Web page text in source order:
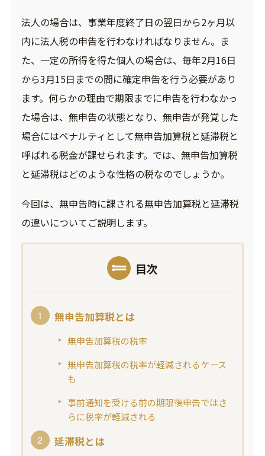
法人の場合は、事業年度終了日の翌日から2ヶ月以
内に法人税の申告を行わなければなりません。ま
た、一定の所得を得た個人の場合は、毎年2月16日
から3月15日までの間に確定申告を行う必要があり
ます。何らかの理由で期限までに申告を行わなかっ
た場合は、無申告の状態となり、無申告が発覚した
場合にはペナルティとして無申告加算税と延滞税と
呼ばれる税金が課せられます。では、無申告加算税
と延滞税はどのような性格の税なのでしょうか。
今回は、無申告時に課される無申告加算税と延滞税
の違いについてご説明します。
目次
無申告加算税とは
無申告加算税の税率
無申告加算税の税率が軽減されるケース
も
事前通知を受ける前の期限後申告ではさ
らに税率が軽減される
延滞税とは